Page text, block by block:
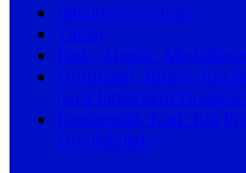
Inhaltsverzeichnis
Titelei
Fink, August:
Dorfmann, Bruno: Ein
nach lübischem
Kennepohl, Karl: Ein
Domkapitels